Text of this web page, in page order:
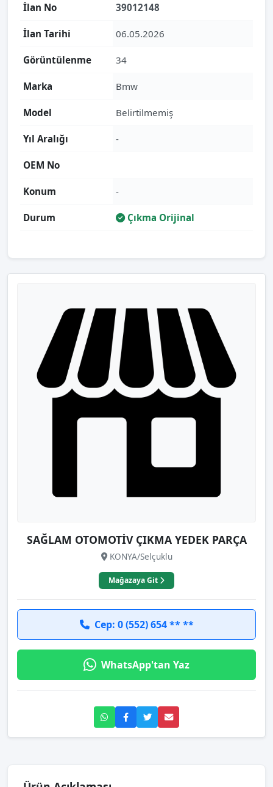
İlan No 39012148
İlan Tarihi 06.05.2026
Görüntülenme 34
Marka Bmw
Model Belirtilmemiş
Yıl Aralığı -
OEM No
Konum -
Durum Çıkma Orijinal
SAĞLAM OTOMOTİV ÇIKMA YEDEK PARÇA
KONYA/Selçuklu
Mağazaya Git
Cep: 0 (552) 654 ** **
WhatsApp'tan Yaz